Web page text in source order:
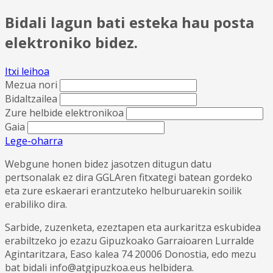
Bidali lagun bati esteka hau posta
elektroniko bidez.
Itxi leihoa
Mezua nori
Bidaltzailea
Zure helbide elektronikoa
Gaia
Lege-oharra
Webgune honen bidez jasotzen ditugun datu
pertsonalak ez dira GGLAren fitxategi batean gordeko
eta zure eskaerari erantzuteko helburuarekin soilik
erabiliko dira.
Sarbide, zuzenketa, ezeztapen eta aurkaritza eskubidea
erabiltzeko jo ezazu Gipuzkoako Garraioaren Lurralde
Agintaritzara, Easo kalea 74 20006 Donostia, edo mezu
bat bidali info@atgipuzkoa.eus helbidera.